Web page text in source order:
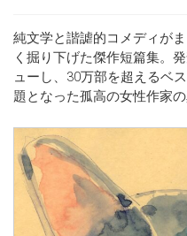
純文学と諧謔的コメディが
く掘り下げた傑作短篇集。
ューし、30万部を超えるベ
題となった孤高の女性作家の